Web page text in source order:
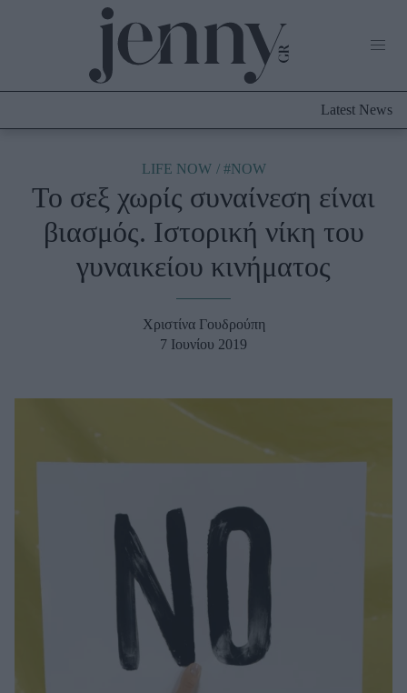
Culture
Fashion
Shopping
Styling Tips
Fashion News
Beauty - Ομορφιά
Μαλλιά - Νύχια
Woman Power
Latest News
LIFE NOW #NOW
Το σεξ χωρίς συναίνεση είναι
βιασμός. Ιστορική νίκη του
γυναικείου κινήματος
Χριστίνα Γουδρούπη
7 Ιουνίου 2019